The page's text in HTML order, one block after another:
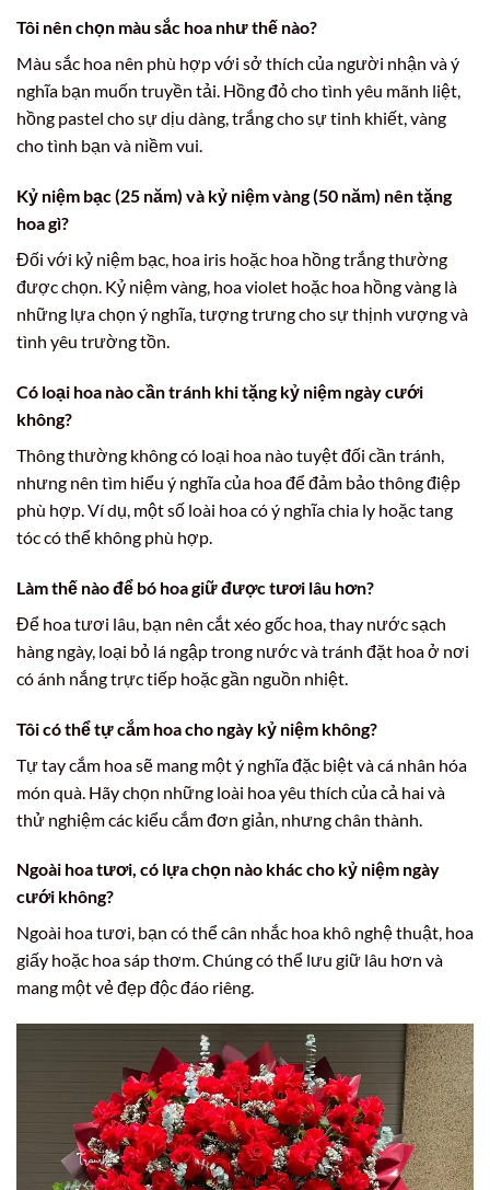
Tôi nên chọn màu sắc hoa như thế nào?
Màu sắc hoa nên phù hợp với sở thích của người nhận và ý
nghĩa bạn muốn truyền tải. Hồng đỏ cho tình yêu mãnh liệt,
hồng pastel cho sự dịu dàng, trắng cho sự tinh khiết, vàng
cho tình bạn và niềm vui.
Kỷ niệm bạc (25 năm) và kỷ niệm vàng (50 năm) nên tặng
hoa gì?
Đối với kỷ niệm bạc, hoa iris hoặc hoa hồng trắng thường
được chọn. Kỷ niệm vàng, hoa violet hoặc hoa hồng vàng là
những lựa chọn ý nghĩa, tượng trưng cho sự thịnh vượng và
tình yêu trường tồn.
Có loại hoa nào cần tránh khi tặng kỷ niệm ngày cưới
không?
Thông thường không có loại hoa nào tuyệt đối cần tránh,
nhưng nên tìm hiểu ý nghĩa của hoa để đảm bảo thông điệp
phù hợp. Ví dụ, một số loài hoa có ý nghĩa chia ly hoặc tang
tóc có thể không phù hợp.
Làm thế nào để bó hoa giữ được tươi lâu hơn?
Để hoa tươi lâu, bạn nên cắt xéo gốc hoa, thay nước sạch
hàng ngày, loại bỏ lá ngập trong nước và tránh đặt hoa ở nơi
có ánh nắng trực tiếp hoặc gần nguồn nhiệt.
Tôi có thể tự cắm hoa cho ngày kỷ niệm không?
Tự tay cắm hoa sẽ mang một ý nghĩa đặc biệt và cá nhân hóa
món quà. Hãy chọn những loài hoa yêu thích của cả hai và
thử nghiệm các kiểu cắm đơn giản, nhưng chân thành.
Ngoài hoa tươi, có lựa chọn nào khác cho kỷ niệm ngày
cưới không?
Ngoài hoa tươi, bạn có thể cân nhắc hoa khô nghệ thuật, hoa
giấy hoặc hoa sáp thơm. Chúng có thể lưu giữ lâu hơn và
mang một vẻ đẹp độc đáo riêng.